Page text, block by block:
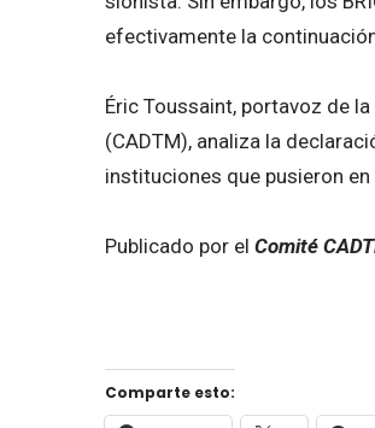
efectivamente la
Éric Toussaint, portavoz de
(CADTM), analiza la
instituciones que pusieron en
Publicado por el Comité
Comparte esto: